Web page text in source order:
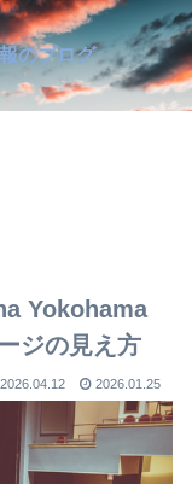
のブログ
Yokohama
ジの見え方
2026.04.12 2026.01.25